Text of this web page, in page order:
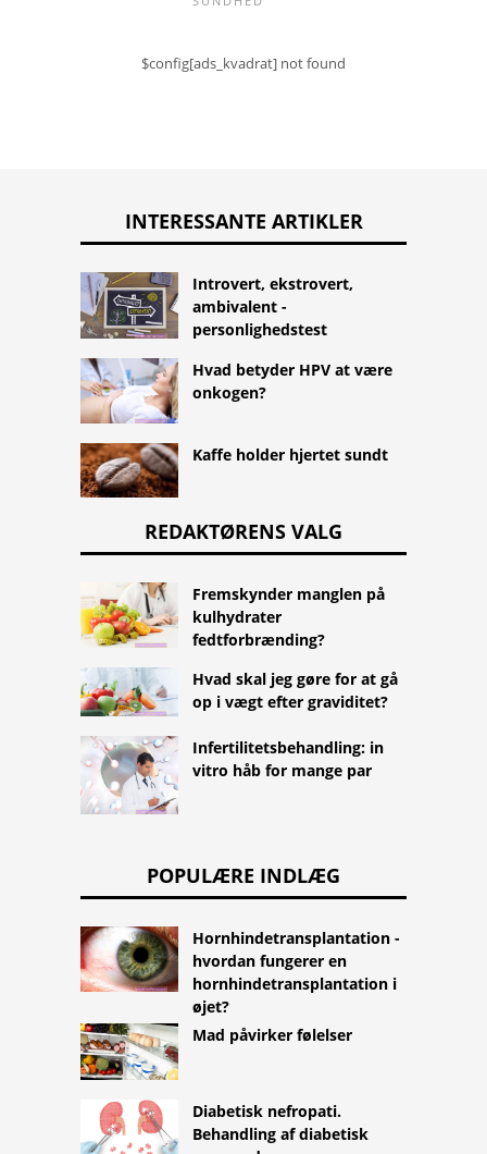
$config[ads_kvadrat] not found
INTERESSANTE ARTIKLER
Introvert, ekstrovert,
ambivalent -
personlighedstest
Hvad betyder HPV at være
onkogen?
Kaffe holder hjertet sundt
REDAKTØRENS VALG
Fremskynder manglen på
kulhydrater
fedtforbrænding?
Hvad skal jeg gøre for at gå
op i vægt efter graviditet?
Infertilitetsbehandling: in
vitro håb for mange par
POPULÆRE INDLÆG
Hornhindetransplantation -
hvordan fungerer en
hornhindetransplantation i
øjet?
Mad påvirker følelser
Diabetisk nefropati.
Behandling af diabetisk